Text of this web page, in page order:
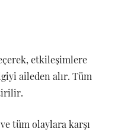
etkileşimlere
aileden alır. Tüm
tüm olaylara karşı